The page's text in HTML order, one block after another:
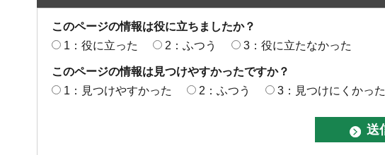
このページの情報は役に立ちましたか？
1：役に立った
2：ふつう 3：役に立たなかった
このページの情報は見つけやすかったですか？
1：見つけやすかった
2：ふつう 3：見つけにくかった